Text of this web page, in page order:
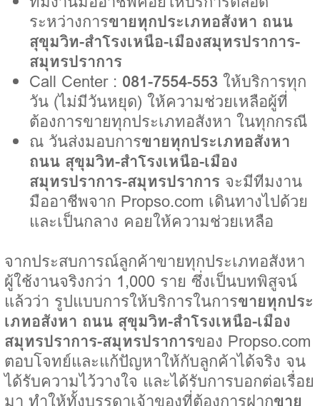
ระหว่างการขายทุกประเภทอสังหา ถนน
สุขุมวิท-สำโรงเหนือ-เมืองสมุทรปราการ-
สมุทรปราการ
Call Center : 081-7554-553 ให้บริการทุก
วัน (ไม่มีวันหยุด) ให้ความช่วยเหลือผู้ที่
ต้องการขายทุกประเภทอสังหา ในทุกกรณี
ณ วันส่งมอบการขายทุกประเภทอสังหา
ถนน สุขุมวิท-สำโรงเหนือ-เมือง
สมุทรปราการ-สมุทรปราการ จะมีทีมงาน
มืออาชีพจาก Propso.com เดินทางไปด้วย
และเป็นกลาง คอยให้ความช่วยเหลือ
จากประสบการณ์ลูกค้าขายทุกประเภทอสังหา
ผู้ใช้งานจริงกว่า 1,000 ราย ซึ่งเป็นบทพิสูจน์
แล้วว่า รูปแบบการให้บริการในการขายทุกประ
เภทอสังหา ถนน สุขุมวิท-สำโรงเหนือ-เมือง
สมุทรปราการ-สมุทรปราการของ Propso.com
ตอบโจทย์และแก้ปัญหาให้กับลูกค้าได้จริง จน
ได้รับความไว้วางใจ และได้รับการบอกต่อเรื่อย